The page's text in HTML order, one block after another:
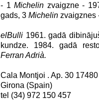
- 1Michelin zvaigzne -
gads, 3 Michelin zvaigznes
elBulli 1961. gadā
kundze. 1984. gadā
Ferran Adrià.
Cala Montjoi . Ap. 30
Girona (Spain)
tel (34) 972 150 457